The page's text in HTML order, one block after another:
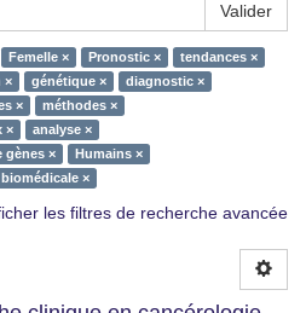
Valider
Femelle × Pronostic ×
tendances ×
× génétique ×
diagnostic ×
×
méthodes ×
×
analyse ×
gènes ×
Humains ×
×
les filtres de recherche avancée